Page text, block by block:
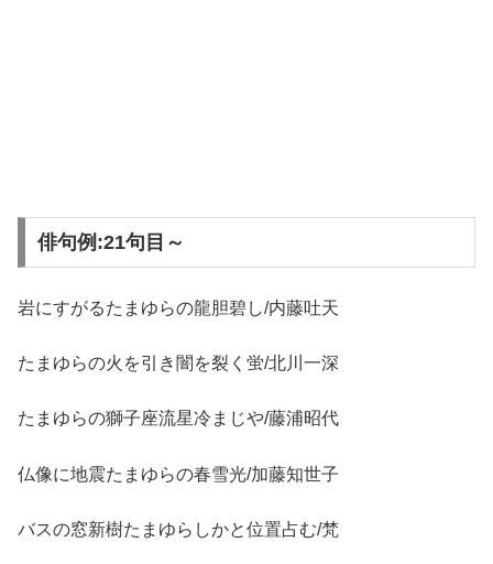
俳句例:21句目～
岩にすがるたまゆらの龍胆碧し/内藤吐天
たまゆらの火を引き闇を裂く蛍/北川一深
たまゆらの獅子座流星冷まじや/藤浦昭代
仏像に地震たまゆらの春雪光/加藤知世子
バスの窓新樹たまゆらしかと位置占む/梵